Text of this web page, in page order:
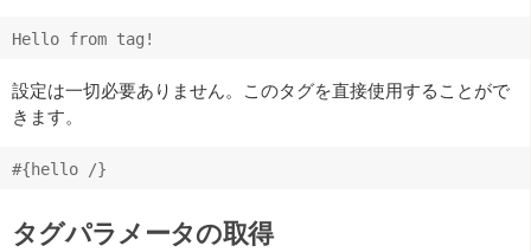
設定は一切必要ありません。このタグを直接使用することがで
きます。
タグパラメータの取得